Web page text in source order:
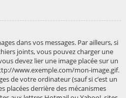
dans vos messages. Par ailleurs, si
joints, vous pouvez charger une
devez lier une image placée sur un
www.exemple.com/mon-image.gif.
de votre ordinateur (sauf si c’est un
placées derrière des mécanismes